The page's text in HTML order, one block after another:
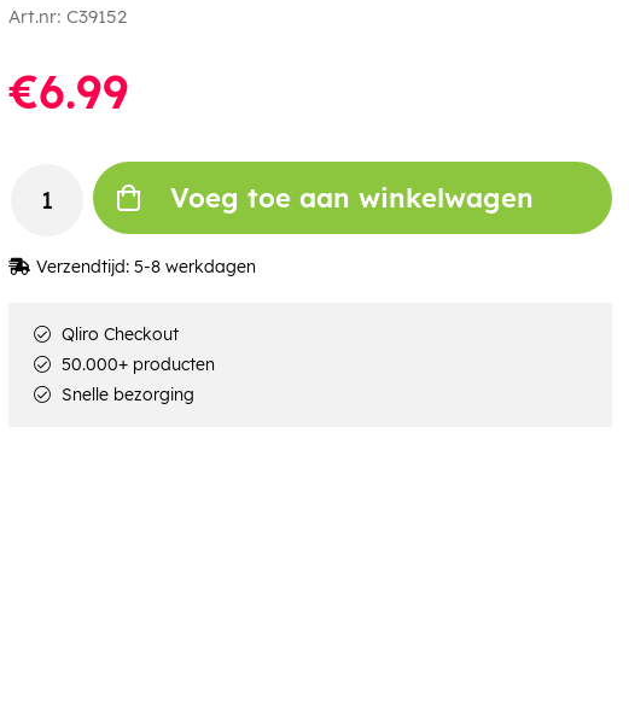
Art.nr: C39152
€6.99
Voeg toe aan winkelwagen
Verzendtijd: 5-8 werkdagen
Qliro Checkout
50.000+ producten
Snelle bezorging